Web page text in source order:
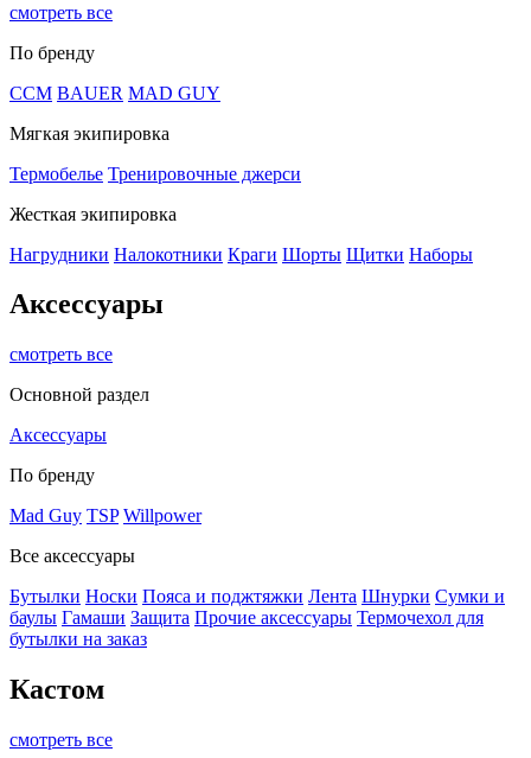
смотреть все
По бренду
CCM BAUER MAD GUY
Мягкая экипировка
Термобелье Тренировочные джерси
Жесткая экипировка
Нагрудники Налокотники Краги Шорты Щитки Наборы
Аксессуары
смотреть все
Основной раздел
Аксессуары
По бренду
Mad Guy TSP Willpower
Все аксессуары
Бутылки Носки Пояса и поджтяжки Лента Шнурки Сумки и
баулы Гамаши Защита Прочие аксессуары Термочехол для
бутылки на заказ
Кастом
смотреть все